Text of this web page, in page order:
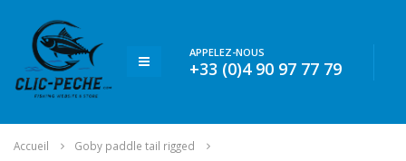
APPELEZ-NOUS
+33 (0)4 90 97 77 79
Accueil
Goby paddle tail rigged